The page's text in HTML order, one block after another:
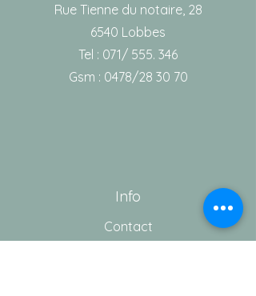
Rue Tienne du notaire, 28
6540 Lobbes
Tel : 071/ 555. 346
Gsm : 0478/28 30 70
Info
Contact